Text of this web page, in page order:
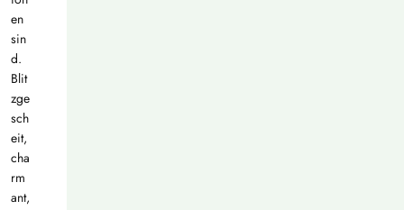
en
sin
d.
Blit
zge
sch
eit,
cha
rm
ant,